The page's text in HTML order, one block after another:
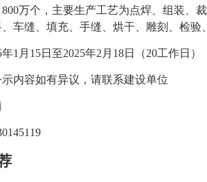
800万个 ，主要生产工艺为点焊、组装、
车缝、填充、手缝、烘干、雕刻、检验
年1 月 15日至2025年2 月 18日 （20工作日）
内容如有异议，请联系建设单位